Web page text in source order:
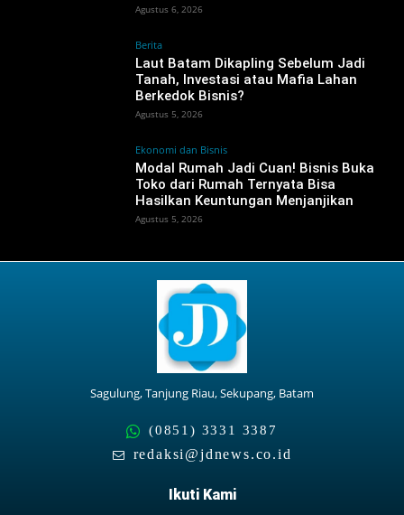
Agustus 6, 2026
Berita
‎Laut Batam Dikapling Sebelum Jadi
Tanah, Investasi atau Mafia Lahan
Berkedok Bisnis?
Agustus 5, 2026
Ekonomi dan Bisnis
Modal Rumah Jadi Cuan! Bisnis Buka
Toko dari Rumah Ternyata Bisa
Hasilkan Keuntungan Menjanjikan
Agustus 5, 2026
Sagulung, Tanjung Riau, Sekupang, Batam
(0851) 3331 3387
redaksi@jdnews.co.id
Ikuti Kami